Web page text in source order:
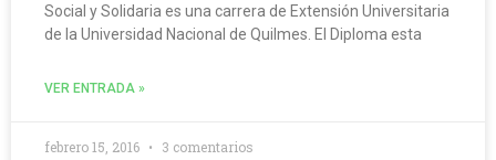
Social y Solidaria es una carrera de Extensión Universitaria
de la Universidad Nacional de Quilmes. El Diploma esta
VER ENTRADA »
febrero 15, 2016 3 comentarios